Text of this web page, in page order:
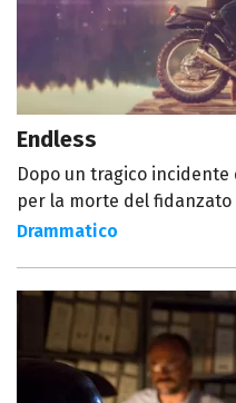
Endless
Dopo un tragico
per la morte del fidanzato
Drammatico